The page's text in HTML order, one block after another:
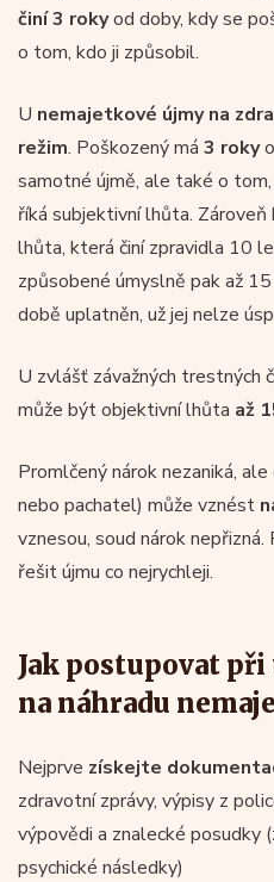
činí 3 rokyod doby, kdy se
o tom, kdo ji způsobil.
U nemajetkové újmy na
režim. Poškozený má 3 roky
samotné újmě, ale také o
říká subjektivní lhůta.
lhůta, která činí zpravidla 10
způsobené úmyslně pak až
době uplatněn, už jej nelze
U zvlášť závažných trestných
může být objektivní lhůta až
Promlčený nárok nezaniká,
nebo pachatel) může vznést
vznesou, soud nárok
řešit újmu co nejrychleji.
Jak postupovat
na náhradu
Nejprve získejte
zdravotní zprávy, výpisy z
výpovědi a znalecké posudky
psychické následky)